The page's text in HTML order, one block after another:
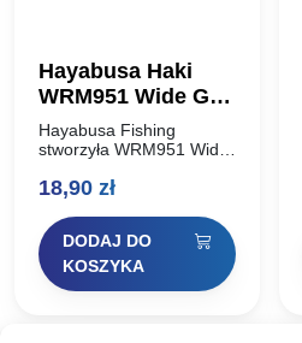
Hayabusa Haki
WRM951 Wide Gap
Offset Hook #3/0
Hayabusa Fishing
stworzyła WRM951 Wide
dwadzieścia lat temu. W
Fishing była wiodącym
innowatorem w
projektowaniu haków
wędkarskich w…
18,90 zł
DODAJ DO
KOSZYKA